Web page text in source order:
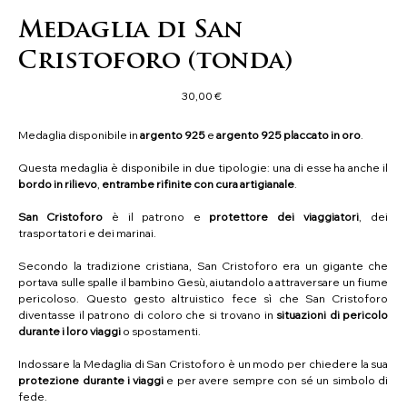
Medaglia di San
Cristoforo (tonda)
Prezzo
30,00 €
Medaglia disponibile inargento 925 eargento 925 placcato in oro.
Questa medaglia è disponibile in due tipologie: una di esse ha anche il
bordo in rilievo, entrambe rifinite con cura artigianale.
San Cristoforo è il patrono e protettore dei viaggiatori, dei
trasportatori e dei marinai.
Secondo la tradizione cristiana, San Cristoforo era un gigante che
portava sulle spalle il bambino Gesù, aiutandolo a attraversare un fiume
pericoloso. Questo gesto altruistico fece sì che San Cristoforo
diventasse il patrono di coloro che si trovano in situazioni di pericolo
durante i loro viaggi o spostamenti.
Indossare la Medaglia di San Cristoforo è un modo per chiedere la sua
protezione durante i viaggi e per avere sempre con sé un simbolo di
fede.